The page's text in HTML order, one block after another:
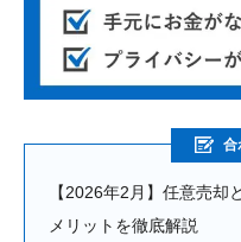
合
【2026年2月】任意売却
メリットを徹底解説